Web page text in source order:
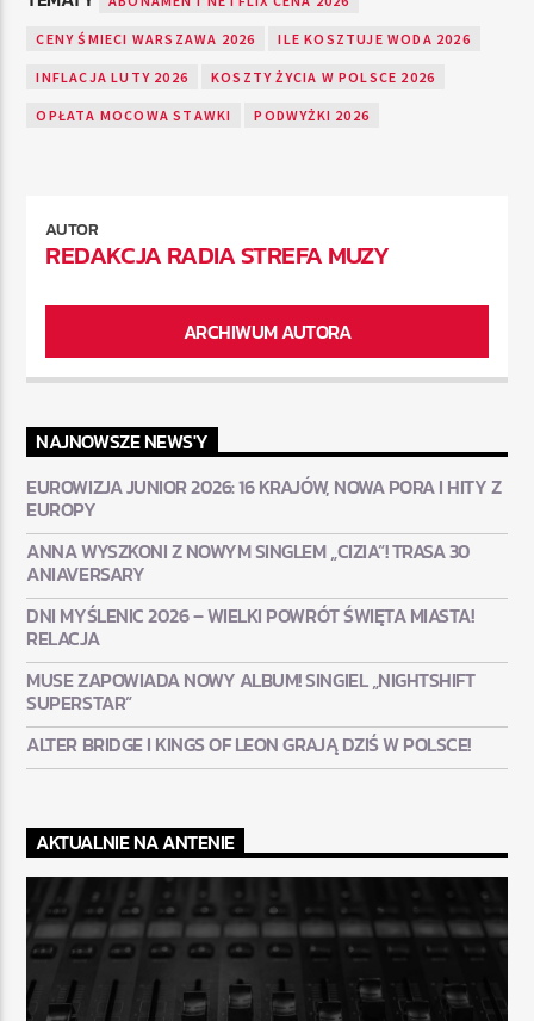
CENY ŚMIECI WARSZAWA 2026 ILE KOSZTUJE WODA 2026
INFLACJA LUTY 2026 KOSZTY ŻYCIA W POLSCE 2026
OPŁATA MOCOWA STAWKI PODWYŻKI 2026
AUTOR
REDAKCJA RADIA STREFA MUZY
ARCHIWUM AUTORA
NAJNOWSZE NEWS'Y
EUROWIZJA JUNIOR 2026: 16 KRAJÓW, NOWA PORA I HITY Z
EUROPY
ANNA WYSZKONI Z NOWYM SINGLEM „CIZIA”! TRASA 30
ANIAVERSARY
DNI MYŚLENIC 2026 – WIELKI POWRÓT ŚWIĘTA MIASTA!
RELACJA
MUSE ZAPOWIADA NOWY ALBUM! SINGIEL „NIGHTSHIFT
SUPERSTAR”
ALTER BRIDGE I KINGS OF LEON GRAJĄ DZIŚ W POLSCE!
AKTUALNIE NA ANTENIE